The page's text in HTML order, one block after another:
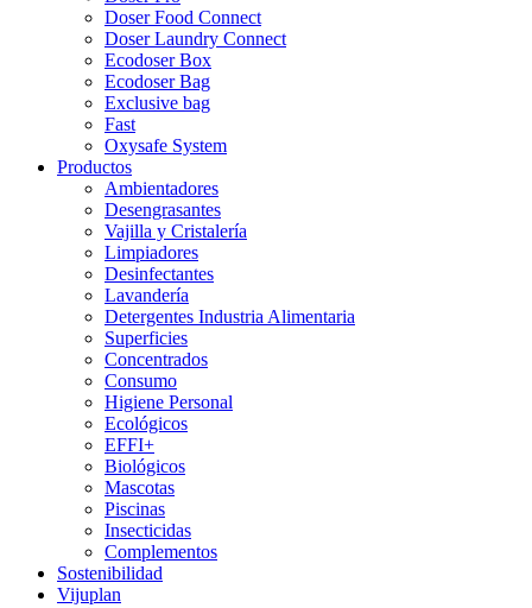
Doser Food Connect
Doser Laundry Connect​
Ecodoser Box
Ecodoser Bag
Exclusive bag
Fast
Oxysafe System
Productos
Ambientadores
Desengrasantes
Vajilla y Cristalería
Limpiadores
Desinfectantes
Lavandería
Detergentes Industria Alimentaria
Superficies
Concentrados
Consumo
Higiene Personal
Ecológicos
EFFI+
Biológicos
Mascotas
Piscinas
Insecticidas
Complementos
Sostenibilidad
Vijuplan